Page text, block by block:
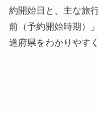
約開始日と、主な旅
前（予約開始時期）
道府県をわかりやす